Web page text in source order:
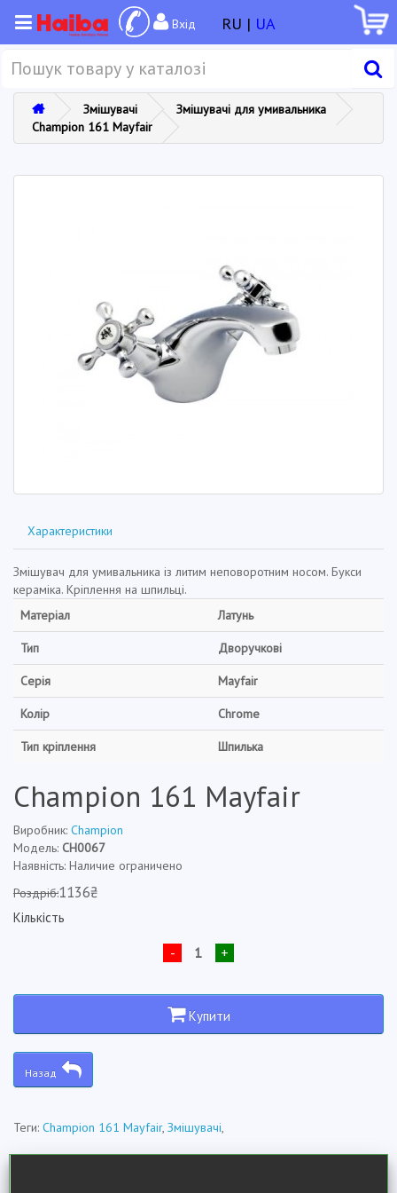
Вхід RU | UA
Змішувачі
Змішувачі для умивальника
Champion 161 Mayfair
Характеристики
Змішувач для умивальника із литим неповоротним носом. Букси
кераміка. Кріплення на шпильці.
Матеріал
Латунь
Тип Дворучкові
Серія Mayfair
Колір Chrome
Тип кріплення Шпилька
Champion 161 Mayfair
Виробник: Champion
Модель: CH0067
Наявність: Наличие ограничено
Роздріб:1136₴
Кількість
- +
Купити
Назад
Теги: Champion 161 Mayfair, Змішувачі,